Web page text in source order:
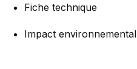
Fiche technique
Impact environnemental